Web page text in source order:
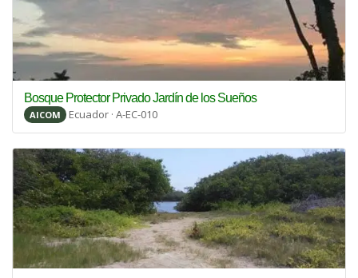
Bosque Protector Privado Jardín de los Sueños
AICOM Ecuador · A-EC-010